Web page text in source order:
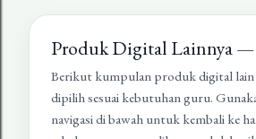
Produk Digital Lainnya —
Berikut kumpulan produk digital lain
dipilih sesuai kebutuhan guru.
navigasi di bawah untuk kembali ke